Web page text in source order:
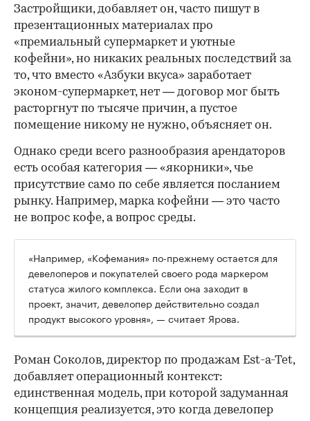
Застройщики, добавляет он, часто пишут в
презентационных материалах про
«премиальный супермаркет и уютные
кофейни», но никаких реальных последствий за
то, что вместо «Азбуки вкуса» заработает
эконом-супермаркет, нет — договор мог быть
расторгнут по тысяче причин, а пустое
помещение никому не нужно, объясняет он.
Однако среди всего разнообразия арендаторов
есть особая категория — «якорники», чье
присутствие само по себе является посланием
рынку. Например, марка кофейни — это часто
не вопрос кофе, а вопрос среды.
«Например, «Кофемания» по-прежнему остается для
девелоперов и покупателей своего рода маркером
статуса жилого комплекса. Если она заходит в
проект, значит, девелопер действительно создал
продукт высокого уровня», — считает Ярова.
Роман Соколов, директор по продажам Est-a-Tet,
добавляет операционный контекст:
единственная модель, при которой задуманная
концепция реализуется, это когда девелопер